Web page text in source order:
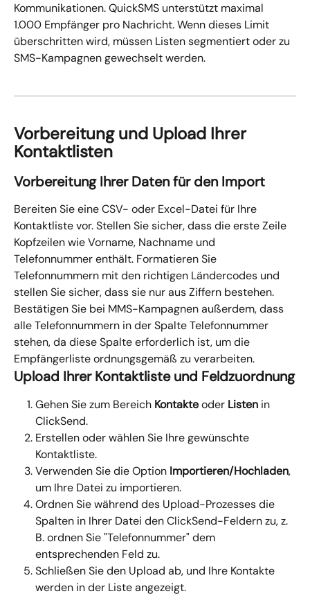
Kommunikationen. QuickSMS unterstützt maximal
1.000 Empfänger pro Nachricht. Wenn dieses Limit
überschritten wird, müssen Listen segmentiert oder zu
SMS-Kampagnen gewechselt werden.
Vorbereitung und Upload Ihrer
Kontaktlisten
Vorbereitung Ihrer Daten für den Import
Bereiten Sie eine CSV- oder Excel-Datei für Ihre
Kontaktliste vor. Stellen Sie sicher, dass die erste Zeile
Kopfzeilen wie Vorname, Nachname und
Telefonnummer enthält. Formatieren Sie
Telefonnummern mit den richtigen Ländercodes und
stellen Sie sicher, dass sie nur aus Ziffern bestehen.
Bestätigen Sie bei MMS-Kampagnen außerdem, dass
alle Telefonnummern in der Spalte Telefonnummer
stehen, da diese Spalte erforderlich ist, um die
Empfängerliste ordnungsgemäß zu verarbeiten.
Upload Ihrer Kontaktliste und Feldzuordnung
Gehen Sie zum Bereich Kontakte oder Listen in
ClickSend.
Erstellen oder wählen Sie Ihre gewünschte
Kontaktliste.
Verwenden Sie die Option Importieren/Hochladen,
um Ihre Datei zu importieren.
Ordnen Sie während des Upload-Prozesses die
Spalten in Ihrer Datei den ClickSend-Feldern zu, z.
B. ordnen Sie "Telefonnummer" dem
entsprechenden Feld zu.
Schließen Sie den Upload ab, und Ihre Kontakte
werden in der Liste angezeigt.